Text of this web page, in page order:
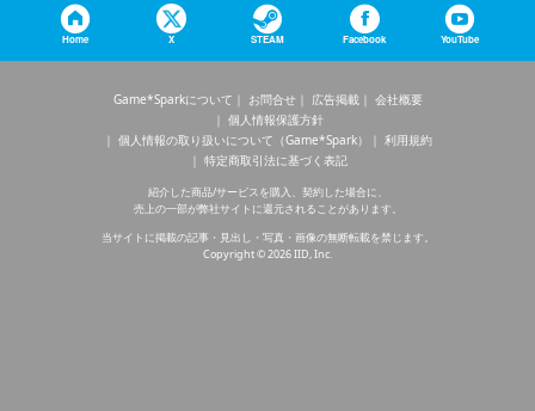
Home X STEAM Facebook YouTube
Game*Sparkについて お問合せ 広告掲載
会社概要
個人情報保護方針
個人情報の取り扱いについて（Game*Spark）
利用規約
特定商取引法に基づく表記
紹介した商品/サービスを購入、契約した場合に、
売上の一部が弊社サイトに還元されることがあります。
当サイトに掲載の記事・見出し・写真・画像の無断転載を禁じます。
Copyright © 2026 IID, Inc.